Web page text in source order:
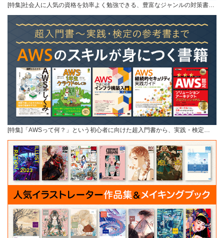
[特集]社会人に人気の資格を効率よく勉強できる、豊富なジャンルの対策書…
[特集]「AWSって何？」という初心者に向けた超入門書から、実践・検定…